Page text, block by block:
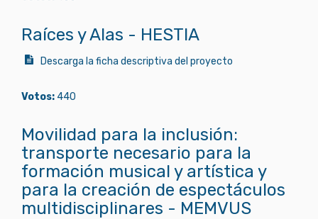
Raíces y Alas - HESTIA
Descarga la ficha descriptiva del proyecto
Votos:440
Movilidad para la inclusión:
transporte necesario para la
formación musical y artística y
para la creación de espectáculos
multidisciplinares - MEMVUS